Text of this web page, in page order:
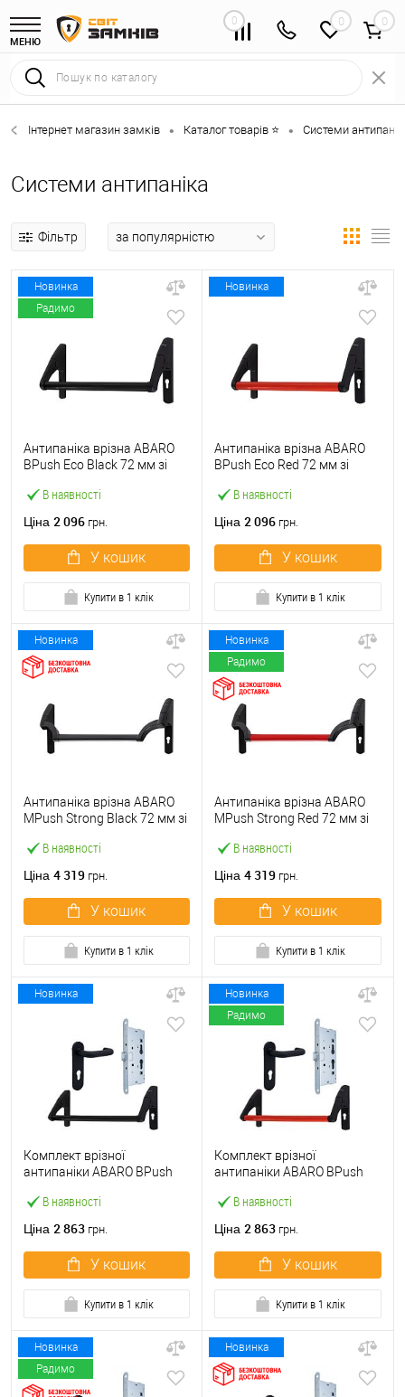
МЕНЮ
0 0
Інтернет магазин замків • Каталог товарів ⭐ • Системи
Системи антипаніка
Фільтр
Новинка
Радимо
В наявності
Антипаніка врізна ABARO
BPush Eco Black 72 мм зі
Ціна 2 096 грн.
У кошик
Купити в 1 клік
Новинка
В наявності
Антипаніка врізна ABARO
BPush Eco Red 72 мм зі
Ціна 2 096 грн.
У кошик
Купити в 1 клік
Новинка
В наявності
Антипаніка врізна ABARO
МPush Strong Black 72 мм зі
Ціна 4 319 грн.
У кошик
Купити в 1 клік
Новинка
Радимо
В наявності
Антипаніка врізна ABARO
МPush Strong Red 72 мм зі
Ціна 4 319 грн.
У кошик
Купити в 1 клік
Новинка
В наявності
Комплект врізної
антипаніки ABARO BPush
чорний із замком та ручкою
Ціна 2 863 грн.
У кошик
Купити в 1 клік
Новинка
Радимо
В наявності
Комплект врізної
антипаніки ABARO BPush
червоний із замком та
Ціна 2 863 грн.
У кошик
Купити в 1 клік
Новинка
Радимо
Новинка